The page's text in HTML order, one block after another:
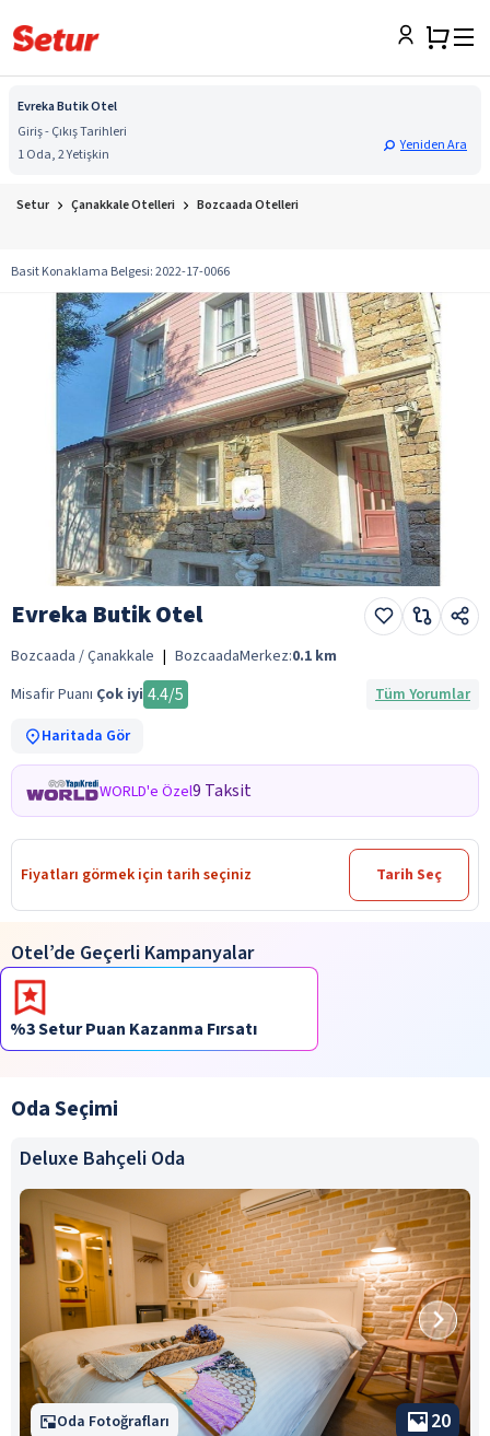
Evreka Butik Otel
Giriş - Çıkış Tarihleri
1 Oda, 2 Yetişkin
Yeniden Ara
Setur Çanakkale Otelleri Bozcaada Otelleri
Basit Konaklama Belgesi:2022-17-0066
Evreka Butik Otel
Bozcaada / Çanakkale | BozcaadaMerkez:0.1 km
Misafir Puanı Çok iyi 4.4/5
Tüm Yorumlar
Haritada Gör
WORLD'e Özel9 Taksit
Fiyatları görmek için tarih seçiniz Tarih Seç
Otel’de Geçerli Kampanyalar
%3 Setur Puan Kazanma Fırsatı
Oda Seçimi
Deluxe Bahçeli Oda
Oda Fotoğrafları 20